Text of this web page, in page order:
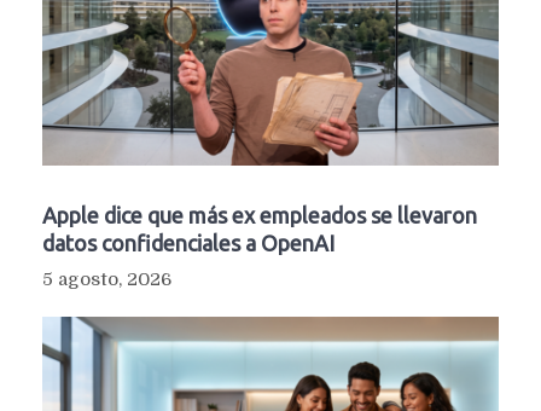
Apple dice que más ex empleados se llevaron
datos confidenciales a OpenAI
5 agosto, 2026